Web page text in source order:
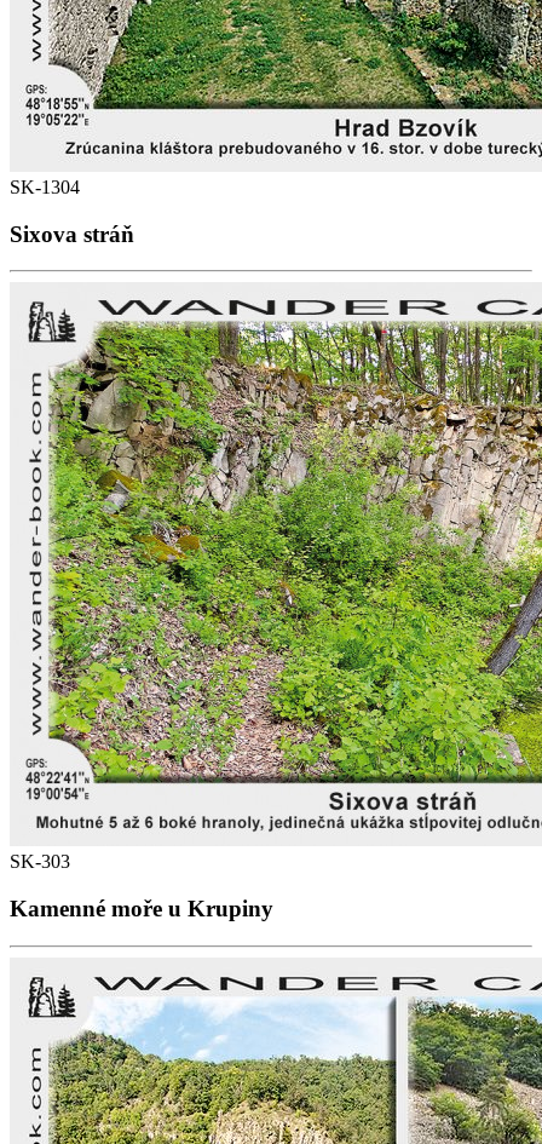
SK-1304
Sixova stráň
SK-303
Kamenné moře u Krupiny